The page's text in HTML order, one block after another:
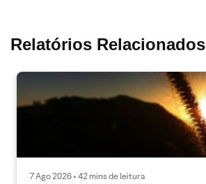
Relatórios Relacionados
7 Ago 2026 • 42 mins de leitura